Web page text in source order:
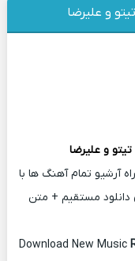
و علیرضا
و علیرضا
آرشیو تمام آهنگ ها با
مستقیم + متن
Download New Music